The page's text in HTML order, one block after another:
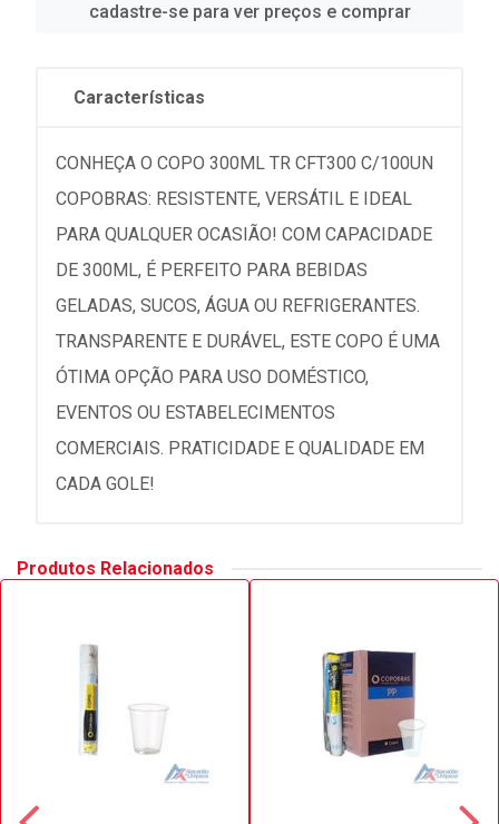
cadastre-se para ver preços e comprar
Características
CONHEÇA O COPO 300ML TR CFT300 C/100UN
COPOBRAS: RESISTENTE, VERSÁTIL E IDEAL
PARA QUALQUER OCASIÃO! COM CAPACIDADE
DE 300ML, É PERFEITO PARA BEBIDAS
GELADAS, SUCOS, ÁGUA OU REFRIGERANTES.
TRANSPARENTE E DURÁVEL, ESTE COPO É UMA
ÓTIMA OPÇÃO PARA USO DOMÉSTICO,
EVENTOS OU ESTABELECIMENTOS
COMERCIAIS. PRATICIDADE E QUALIDADE EM
CADA GOLE!
Produtos Relacionados